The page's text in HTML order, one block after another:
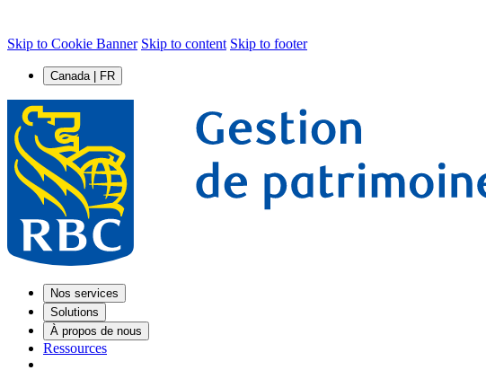
Skip to Cookie Banner Skip to content Skip to footer
Canada | FR
Nos services
Solutions
À propos de nous
Ressources